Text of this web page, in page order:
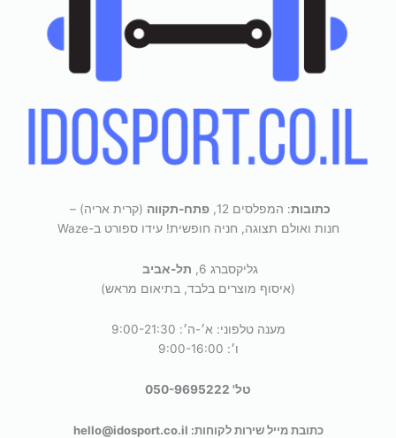
כתובות: המפלסים 12, פתח-תקווה (קרית אריה) –
חנות ואולם תצוגה, חניה חופשית! עידו ספורט ב-Waze
גליקסברג 6,
תל-אביב
(איסוף מוצרים בלבד, בתיאום מראש)
מענה טלפוני: א׳-ה׳: 9:00-21:30
ו׳: 9:00-16:00
טל' 050-9695222
כתובת מייל שירות לקוחות: hello@idosport.co.il